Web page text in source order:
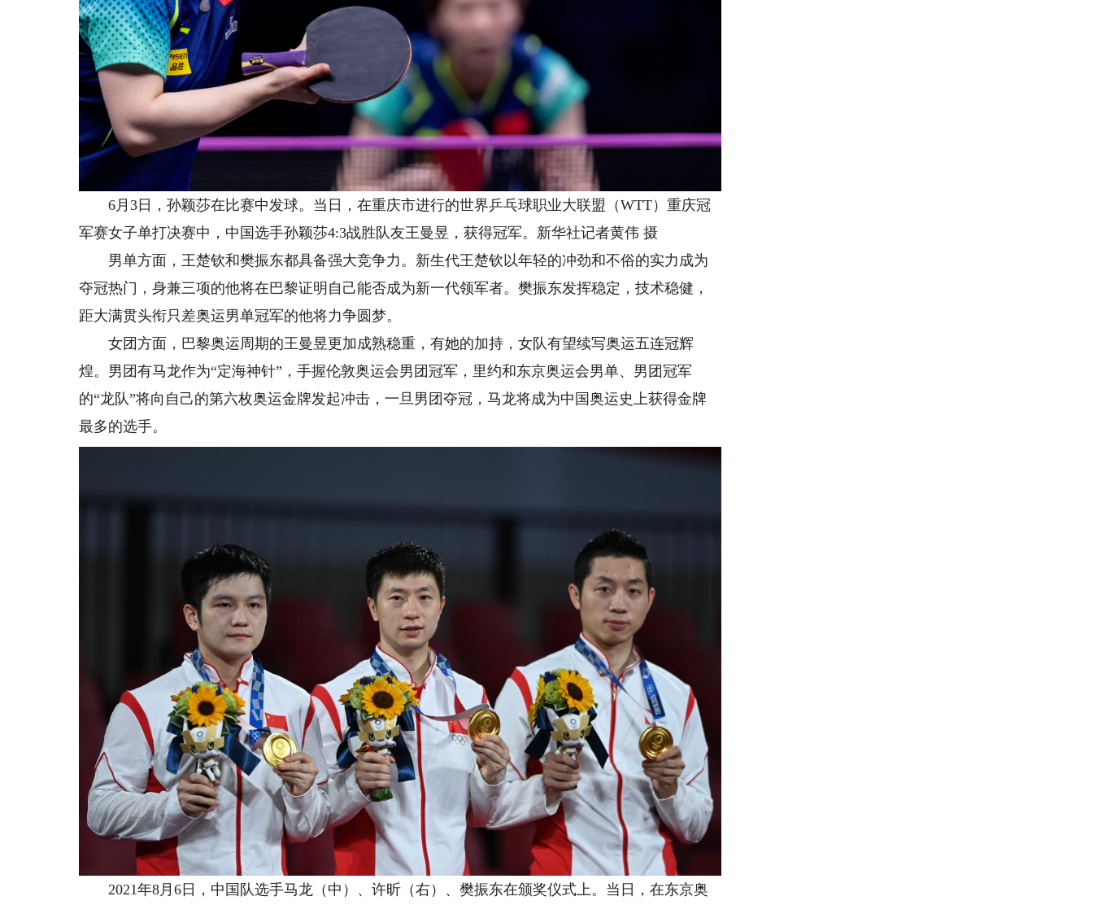
6月3日，孙颖莎在比赛中发球。当日，在重庆市进行的世界乒乓球职业大联盟（WTT）重庆冠
军赛女子单打决赛中，中国选手孙颖莎4:3战胜队友王曼昱，获得冠军。新华社记者黄伟 摄
男单方面，王楚钦和樊振东都具备强大竞争力。新生代王楚钦以年轻的冲劲和不俗的实力成为
夺冠热门，身兼三项的他将在巴黎证明自己能否成为新一代领军者。樊振东发挥稳定，技术稳健，
距大满贯头衔只差奥运男单冠军的他将力争圆梦。
女团方面，巴黎奥运周期的王曼昱更加成熟稳重，有她的加持，女队有望续写奥运五连冠辉
煌。男团有马龙作为“定海神针”，手握伦敦奥运会男团冠军，里约和东京奥运会男单、男团冠军
的“龙队”将向自己的第六枚奥运金牌发起冲击，一旦男团夺冠，马龙将成为中国奥运史上获得金牌
最多的选手。
2021年8月6日，中国队选手马龙（中）、许昕（右）、樊振东在颁奖仪式上。当日，在东京奥